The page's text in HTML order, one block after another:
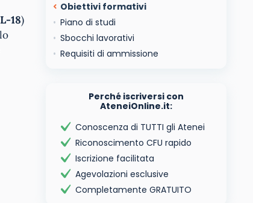
L-18)
Obiettivi formativi
Piano di studi
Sbocchi lavorativi
Requisiti di ammissione
Perché iscriversi con
AteneiOnline.it:
Conoscenza di TUTTI gli Atenei
Riconoscimento CFU rapido
Iscrizione facilitata
Agevolazioni esclusive
Completamente GRATUITO